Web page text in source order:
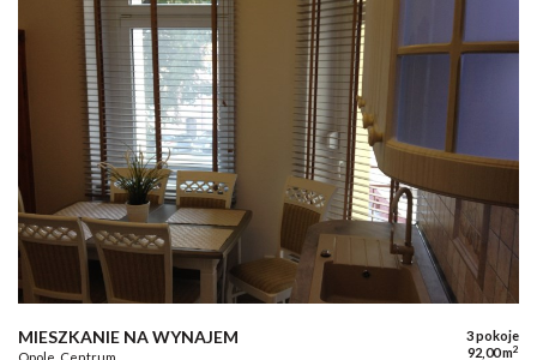
MIESZKANIE NA WYNAJEM
Opole, Centrum
3 pokoje
92,00 m2